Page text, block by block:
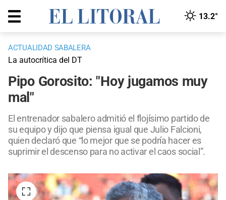
13.2°
ACTUALIDAD SABALERA
La autocrítica del DT
Pipo Gorosito: "Hoy jugamos muy
mal"
El entrenador sabalero admitió el flojísimo partido de
su equipo y dijo que piensa igual que Julio Falcioni,
quien declaró que “lo mejor que se podría hacer es
suprimir el descenso para no activar el caos social”.